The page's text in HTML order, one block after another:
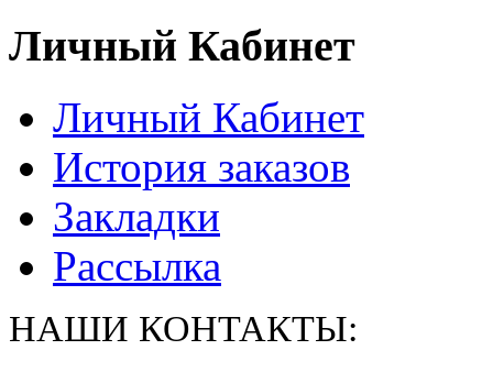
Личный Кабинет
Личный Кабинет
История заказов
Закладки
Рассылка
НАШИ КОНТАКТЫ: